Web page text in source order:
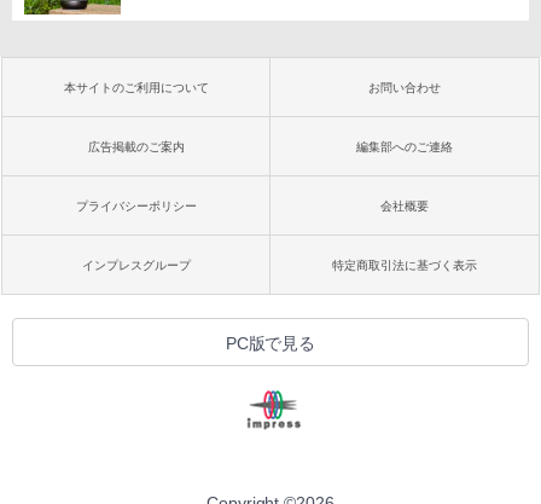
本サイトのご利用について お問い合わせ
広告掲載のご案内 編集部へのご連絡
プライバシーポリシー 会社概要
インプレスグループ 特定商取引法に基づく表示
PC版で見る